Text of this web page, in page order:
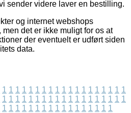
sender videre laver en bestilling.
og internet webshops
det er ikke muligt for os at
der eventuelt er udført siden
data.
1 1 1 1 1 1 1 1 1 1 1 1 1 1 1 1 1 1 1
1 1 1 1 1 1 1 1 1 1 1 1 1 1 1 1 1 1 1
1 1 1 1 1 1 1 1 1 1 1 1 1 1 1 1 1